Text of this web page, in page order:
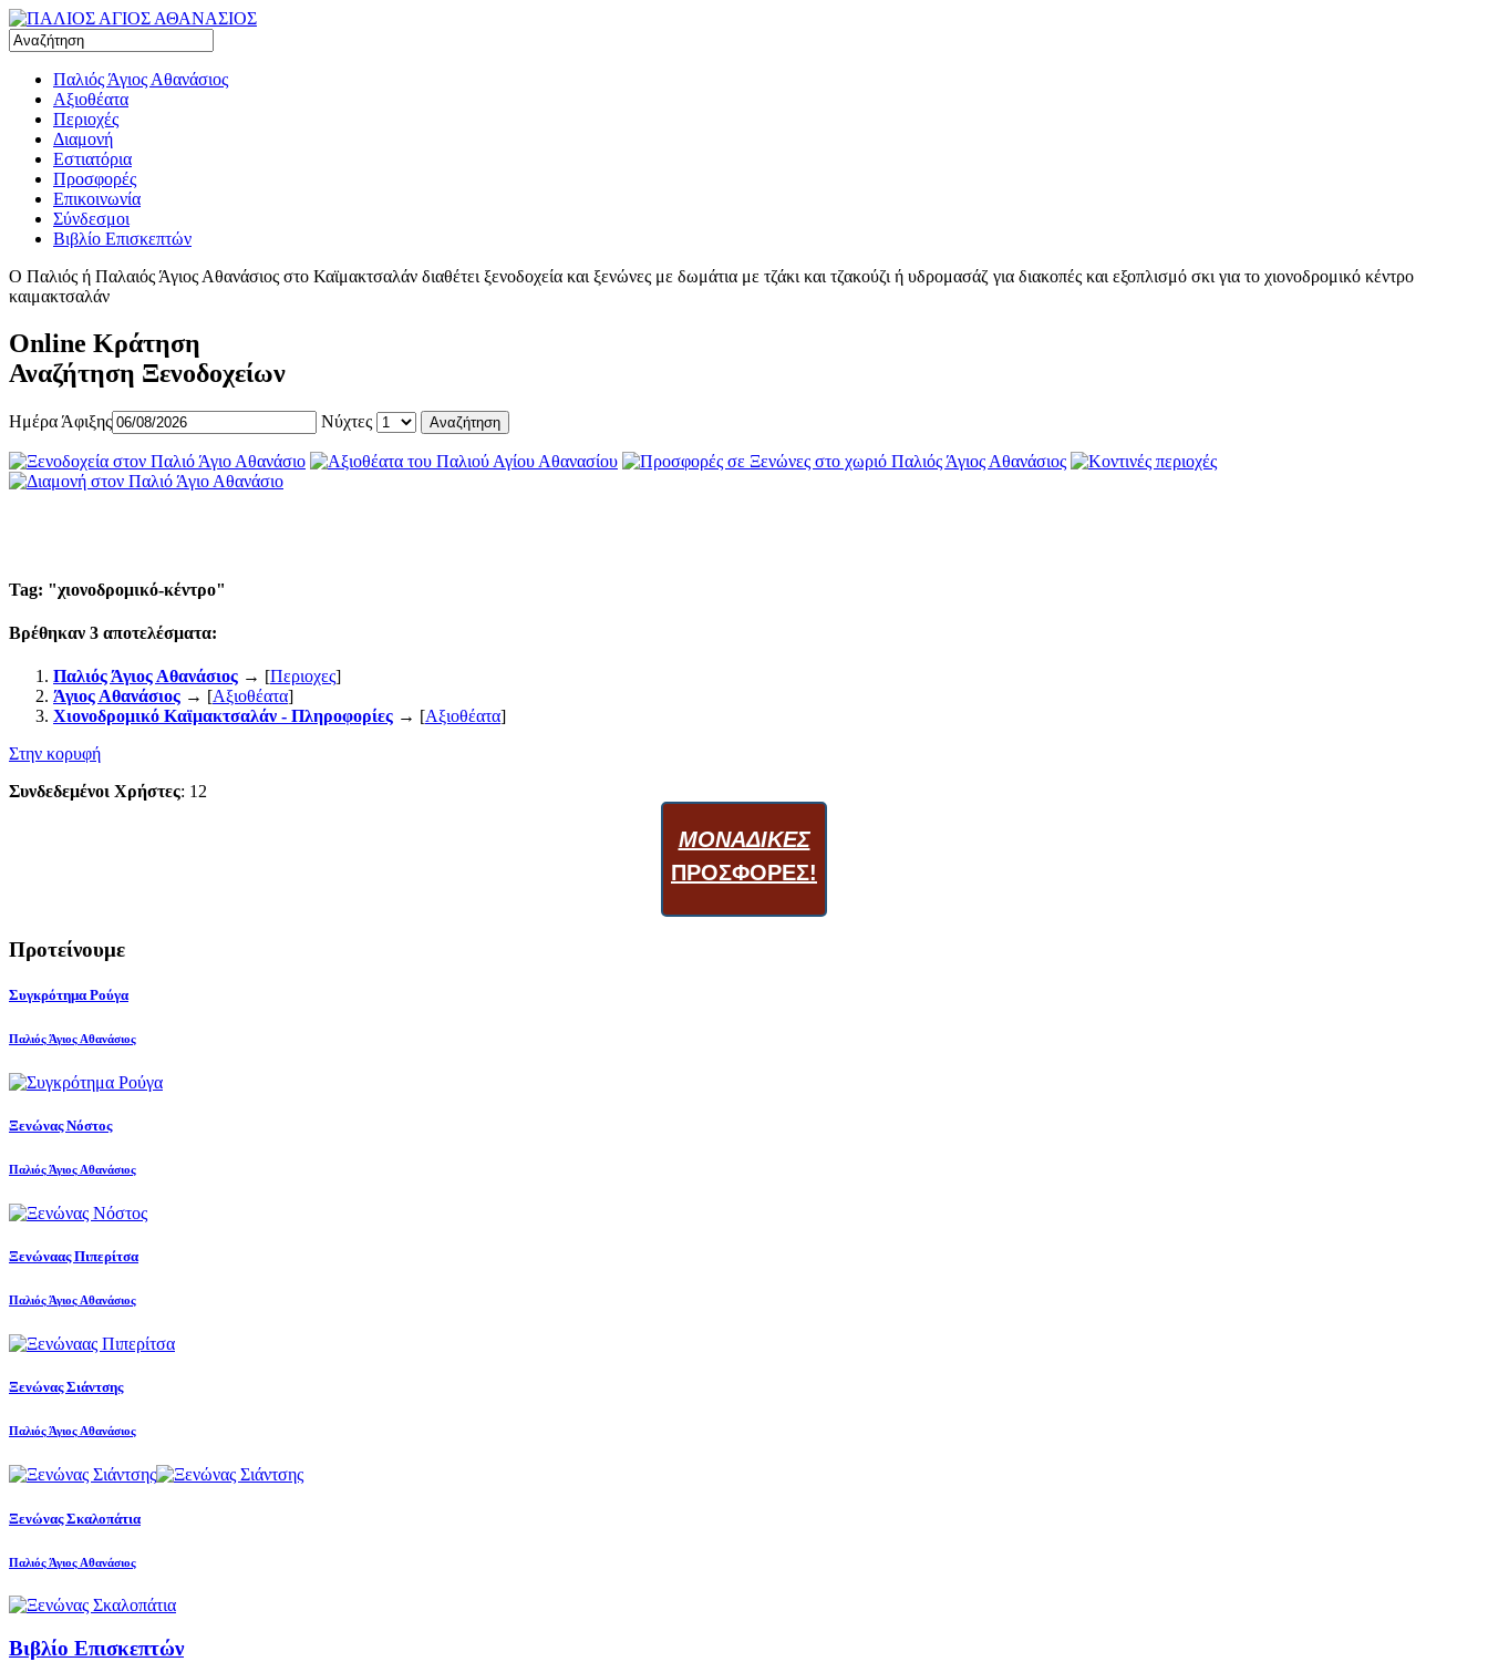
Παλιός Άγιος Αθανάσιος
Αξιοθέατα
Περιοχές
Διαμονή
Εστιατόρια
Προσφορές
Επικοινωνία
Σύνδεσμοι
Βιβλίο Επισκεπτών
Ο Παλιός ή Παλαιός Άγιος Αθανάσιος στο Καϊμακτσαλάν διαθέτει ξενοδοχεία και ξενώνες με δωμάτια με τζάκι και τζακούζι ή υδρομασάζ για διακοπές και εξοπλισμό σκι για το χιονοδρομικό κέντρο
καιμακτσαλάν
Online Κράτηση
Αναζήτηση Ξενοδοχείων
Ημέρα Άφιξης Νύχτες
Tag: "χιονοδρομικό-κέντρο"
Βρέθηκαν 3 αποτελέσματα:
Παλιός Άγιος Αθανάσιος → [Περιοχες]
Άγιος Αθανάσιος → [Αξιοθέατα]
Χιονοδρομικό Καϊμακτσαλάν - Πληροφορίες → [Αξιοθέατα]
Στην κορυφή
Συνδεδεμένοι Χρήστες: 12
ΜΟΝΑΔΙΚΕΣ
ΠΡΟΣΦΟΡΕΣ!
Προτείνουμε
Συγκρότημα Ρούγα
Παλιός Άγιος Αθανάσιος
Ξενώνας Νόστος
Παλιός Άγιος Αθανάσιος
Ξενώναας Πιπερίτσα
Παλιός Άγιος Αθανάσιος
Ξενώνας Σιάντσης
Παλιός Άγιος Αθανάσιος
Ξενώνας Σκαλοπάτια
Παλιός Άγιος Αθανάσιος
Βιβλίο Επισκεπτών